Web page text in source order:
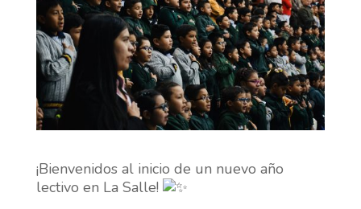
¡Bienvenidos al inicio de un nuevo año
lectivo en La Salle!